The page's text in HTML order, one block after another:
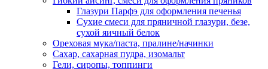
Глазури Парфэ для оформления печенья
Сухие смеси для пряничной глазури, безе,
сухой яичный белок
Ореховая мука/паста, пралине/начинки
Сахар, сахарная пудра, изомальт
Гели, сиропы, топпинги